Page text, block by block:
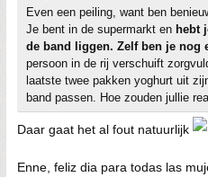
Even een peiling, want ben
Je bent in de supermarkt en hebt
de band liggen. Zelf ben je nog
persoon in de rij verschuift
laatste twee pakken yoghurt uit
band passen. Hoe zouden jullie
Daar gaat het al fout natuurlijk
Enne, feliz dia para todas las